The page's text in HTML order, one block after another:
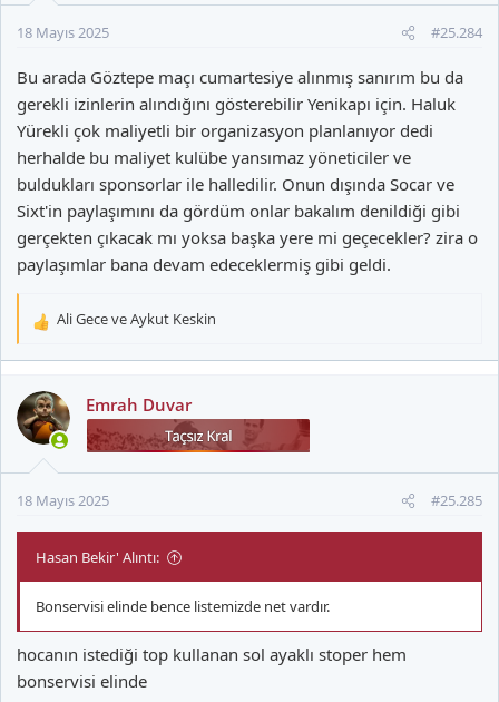
18 Mayıs 2025 #25.284
Bu arada Göztepe maçı cumartesiye alınmış sanırım bu da
gerekli izinlerin alındığını gösterebilir Yenikapı için. Haluk
Yürekli çok maliyetli bir organizasyon planlanıyor dedi
herhalde bu maliyet kulübe yansımaz yöneticiler ve
buldukları sponsorlar ile halledilir. Onun dışında Socar ve
Sixt'in paylaşımını da gördüm onlar bakalım denildiği gibi
gerçekten çıkacak mı yoksa başka yere mi geçecekler? zira o
paylaşımlar bana devam edeceklermiş gibi geldi.
T
k
i
l
:
Ali GeceveAykut Keskin
Emrah Duvar
18 Mayıs 2025 #25.285
Hasan Bekir' Alıntı:
Bonservisi elinde bence listemizde net vardır.
hocanın istediği top kullanan sol ayaklı stoper hem
bonservisi elinde